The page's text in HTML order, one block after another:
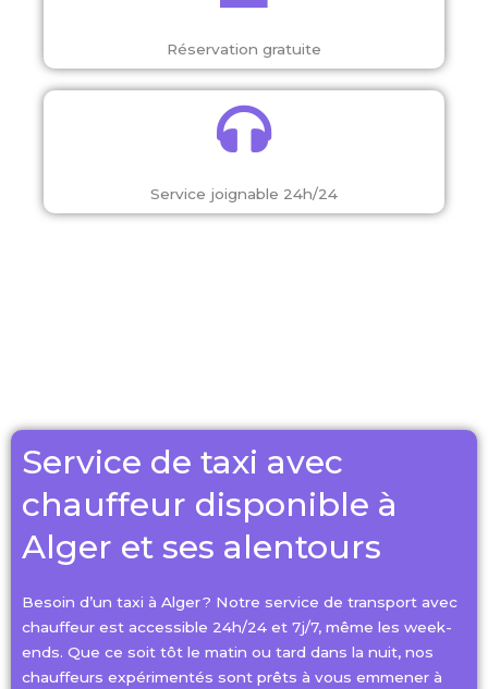
Réservation gratuite
Service joignable 24h/24
Service de taxi avec
chauffeur disponible à
Alger et ses alentours
Besoin d’un taxi à Alger ? Notre service de transport avec
chauffeur est accessible 24h/24 et 7j/7, même les week-
ends. Que ce soit tôt le matin ou tard dans la nuit, nos
chauffeurs expérimentés sont prêts à vous emmener à